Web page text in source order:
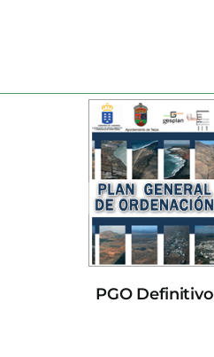
PGO Definitivo